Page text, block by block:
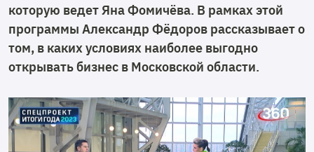
которую ведет Яна Фомичёва. В рамках этой
программы Александр Фёдоров рассказывает о
том, в каких условиях наиболее выгодно
открывать бизнес в Московской области.